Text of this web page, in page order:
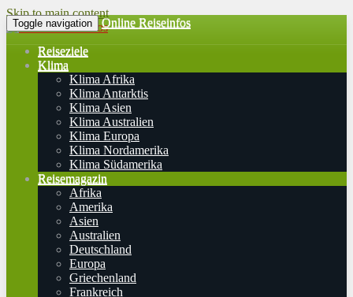
Skip to main content
Toggle navigation Online Reiseinfos
Reiseziele
Klima
Klima Afrika
Klima Antarktis
Klima Asien
Klima Australien
Klima Europa
Klima Nordamerika
Klima Südamerika
Reisemagazin
Afrika
Amerika
Asien
Australien
Deutschland
Europa
Griechenland
Frankreich